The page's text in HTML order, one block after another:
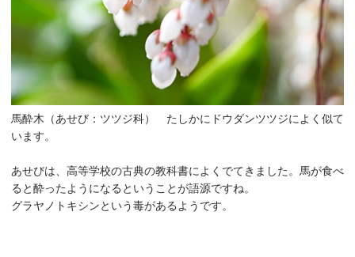
馬酔木（あせび：ツツジ科） たしかにドウダンツツジによく似て
います。
あせびは、高等学校の古典の教科書によくでてきました。馬が食べ
ると酔ったようになるということが語源ですね。
グラヤノトキシンという毒があるようです。